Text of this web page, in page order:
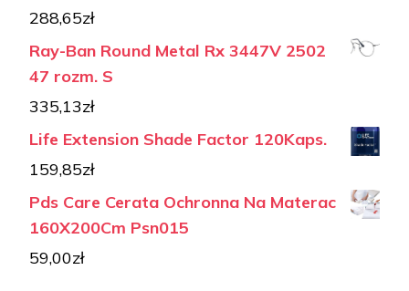
288,65zł
Ray-Ban Round Metal Rx 3447V 2502
47 rozm. S
335,13zł
Life Extension Shade Factor 120Kaps.
159,85zł
Pds Care Cerata Ochronna Na Materac
160X200Cm Psn015
59,00zł